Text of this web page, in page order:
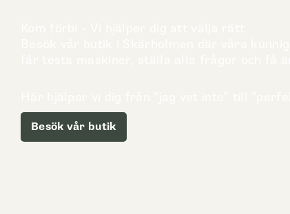
Besök vår butik